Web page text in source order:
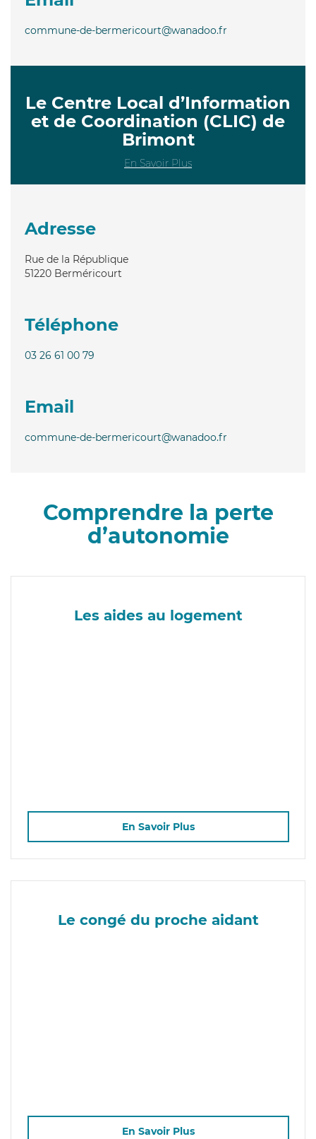
commune-de-bermericourt@wanadoo.fr
Le Centre Local d’Information
et de Coordination (CLIC) de
Brimont
En Savoir Plus
Adresse
Rue de la République
51220 Berméricourt
Téléphone
03 26 61 00 79
Email
commune-de-bermericourt@wanadoo.fr
Comprendre la perte
d’autonomie
Les aides au logement
En Savoir Plus
Le congé du proche aidant
En Savoir Plus